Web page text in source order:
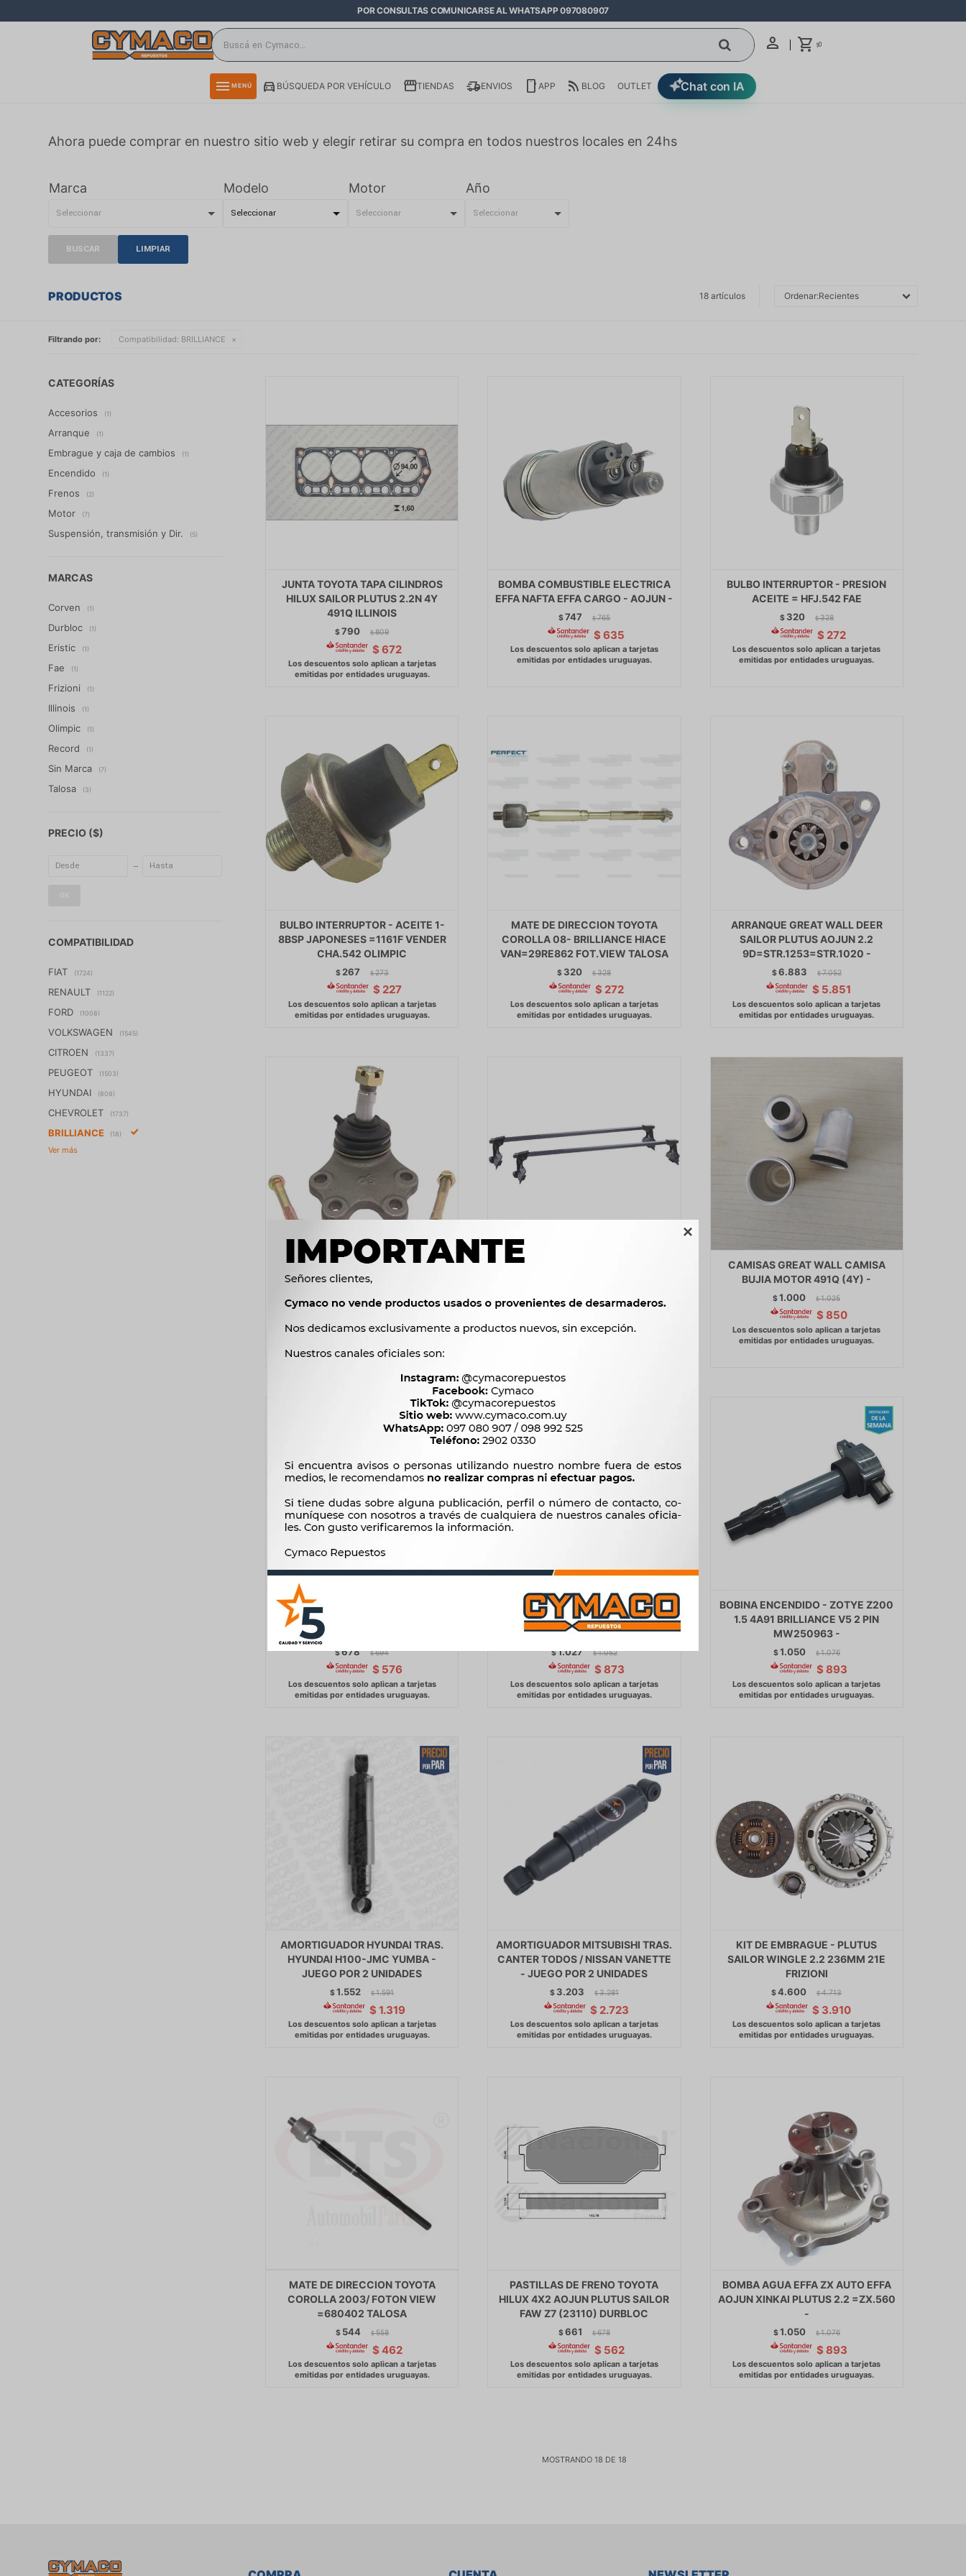

POR CONSULTAS COMUNICARSE AL WHATSAPP 097080907
$0
menu MENÚ Chat con IA
BÚSQUEDA POR VEHÍCULO TIENDAS ENVIOS APP BLOG OUTLET
Ahora puede comprar en nuestro sitio web y elegir retirar su compra en todos nuestros locales en 24hs
Marca Modelo Motor Año
BUSCAR LIMPIAR
PRODUCTOS 18 artículos Recientes
Filtrando por: Compatibilidad: BRILLIANCE
JUNTA TOYOTA TAPA CILINDROS
HILUX SAILOR PLUTUS 2.2N 4Y
491Q ILLINOIS
$790 $ 809
$ 672
BOMBA COMBUSTIBLE ELECTRICA
EFFA NAFTA EFFA CARGO - AOJUN -
$747 $ 765
$ 635
BULBO INTERRUPTOR - PRESION
ACEITE = HFJ.542 FAE
$ 320 $ 328
$ 272
BULBO INTERRUPTOR - ACEITE 1-
8BSP JAPONESES =1161F VENDER
CHA.542 OLIMPIC
$ 267 $ 273
$ 227
MATE DE DIRECCION TOYOTA
COROLLA 08- BRILLIANCE HIACE
VAN=29RE862 FOT.VIEW TALOSA
$ 320 $ 328
$ 272
ARRANQUE GREAT WALL DEER
SAILOR PLUTUS AOJUN 2.2
9D=STR.1253=STR.1020 -
$6.883 $ 7.052
$ 5.851
ROTULA DE DIRECCION TOYOTA
SUP. HIACE 89-95 KINGSTAR
$1.794
RACK PORTA EQUIPAJE - L300
$2.833
CAMISAS GREAT WALL CAMISA
BUJIA MOTOR 491Q (4Y) -
$1.000 $ 1.025
$ 850
JUNTA GREAT WALL JGO. SAILOR-
DEER-PLUTUS 2.2 MOTOR 4Y
$678 $ 694
$ 576
PASTILLAS DE FRENO TOYOTA
HILUX 4X2 WINGLE SAILOR PLUTUS
DEER FAW Z7 LION -
$1.027 $ 1.052
$ 873
BOBINA ENCENDIDO - ZOTYE Z200
1.5 4A91 BRILLIANCE V5 2 PIN
MW250963 -
$1.050 $ 1.076
$ 893
AMORTIGUADOR HYUNDAI TRAS.
HYUNDAI H100-JMC YUMBA -
JUEGO POR 2 UNIDADES
$1.552 $ 1.591
$ 1.319
AMORTIGUADOR MITSUBISHI TRAS.
CANTER TODOS / NISSAN VANETTE
- JUEGO POR 2 UNIDADES
$ 3.203 $ 3.281
$ 2.723
KIT DE EMBRAGUE - PLUTUS
SAILOR WINGLE 2.2 236MM 21E
FRIZIONI
$4.600 $ 4.713
$ 3.910
MATE DE DIRECCION TOYOTA
COROLLA 2003/ FOTON VIEW
=680402 TALOSA
$ 544 $ 558
$ 462
PASTILLAS DE FRENO TOYOTA
HILUX 4X2 AOJUN PLUTUS SAILOR
FAW Z7 (23110) DURBLOC
$661 $ 678
$ 562
BOMBA AGUA EFFA ZX AUTO EFFA
AOJUN XINKAI PLUTUS 2.2 =ZX.560
-
$1.050 $ 1.076
$ 893
MOSTRANDO 18 DE 18
CATEGORÍAS
Accesorios (1)
Arranque (1)
Embrague y caja de cambios (1)
Encendido (1)
Frenos (2)
Motor (7)
Suspensión, transmisión y Dir. (5)
MARCAS
Corven (1)
Durbloc (1)
Eristic (1)
Fae (1)
Frizioni (1)
Illinois (1)
Olimpic (1)
Record (1)
Sin Marca (7)
Talosa (3)
PRECIO ($)
COMPATIBILIDAD
FIAT (1724)
RENAULT (1122)
FORD (1008)
VOLKSWAGEN (1545)
CITROEN (1337)
PEUGEOT (1503)
HYUNDAI (808)
CHEVROLET (1737)
BRILLIANCE (18)
close
directions_car
smartphone